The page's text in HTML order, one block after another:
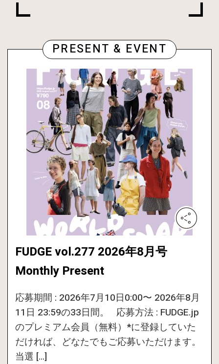
PRESENT & EVENT
FUDGE vol.277 2026年8月号
Monthly Present
応募期間 : 2026年7月10日0:00〜 2026年8月
11日 23:59の33日間。 応募方法 : FUDGE.jp
のプレミアム会員（無料）*に登録していた
だければ、どなたでもご応募いただけます。
当選 […]